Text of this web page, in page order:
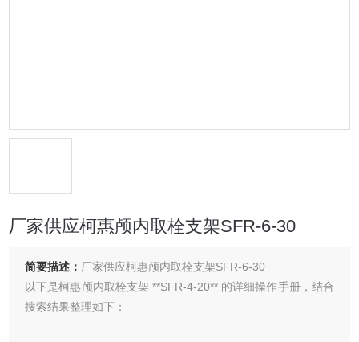
厂家供应柯惠颅内取栓支架SFR-6-30
简要描述： 厂家供应柯惠颅内取栓支架SFR-6-30
以下是柯惠颅内取栓支架 **SFR-4-20** 的详细操作手册，结合
搜索结果整理如下：